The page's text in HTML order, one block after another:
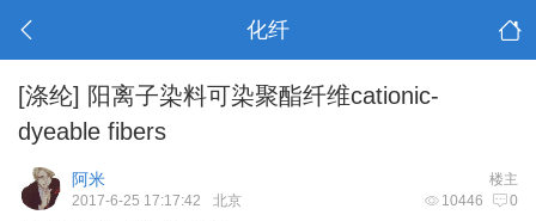
化纤
[涤纶] 阳离子染料可染聚酯纤维cationic-
dyeable fibers
楼主
阿米
10446 0
2017-6-25 17:17:42 北京